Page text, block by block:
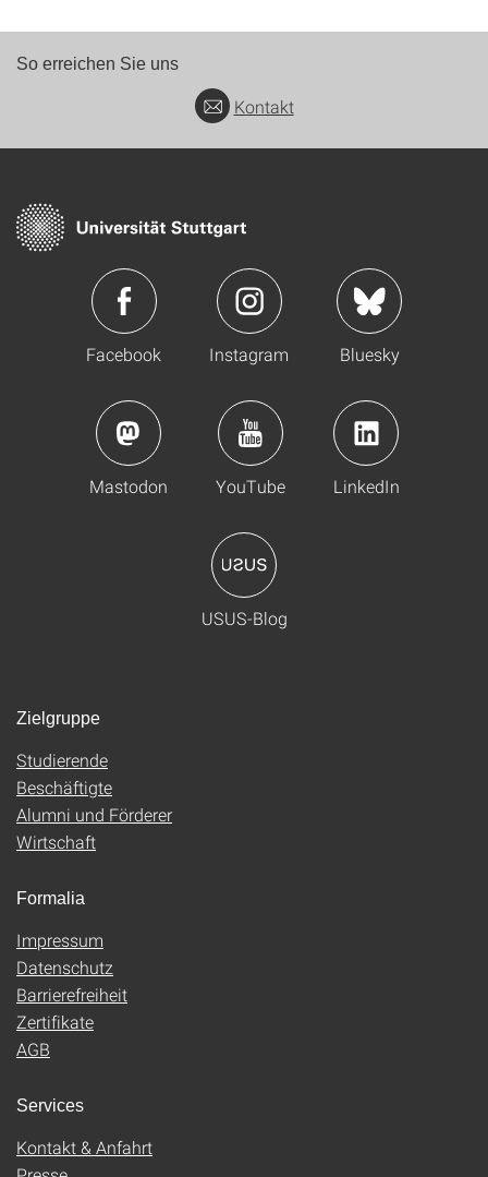
So erreichen Sie uns
Kontakt
Facebook Instagram Bluesky
Mastodon YouTube LinkedIn
USUS-Blog
Zielgruppe
Studierende
Beschäftigte
Alumni und Förderer
Wirtschaft
Formalia
Impressum
Datenschutz
Barrierefreiheit
Zertifikate
AGB
Services
Kontakt & Anfahrt